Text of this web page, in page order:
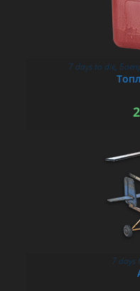
В
7 days to die,
7 days